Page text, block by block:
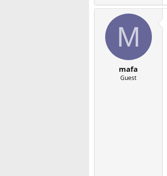
M
mafa
Guest